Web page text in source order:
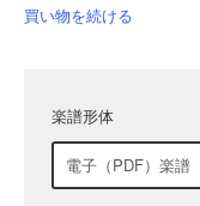
買い物を続ける
楽譜形体